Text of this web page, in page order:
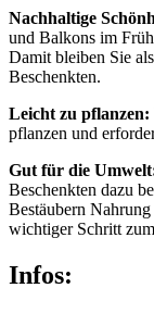
Nachhaltige
und Balkons im
Damit bleiben Sie
Beschenkten.
Leicht zu pflanzen:
pflanzen und
Gut für die
Beschenkten dazu
Bestäubern
wichtiger Schritt
Infos: